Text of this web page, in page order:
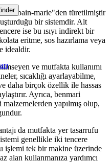
"bain-marie"den türetilmiştir
bir sistemdir. Alt
ise bu ısıyı indirekt bir
eritme, sos hazırlama veya
idealdir.
ve mutfakta kullanımı
sıcaklığı ayarlayabilme,
daha birçok özellik ile hassas
Ayrıca, benmari
yapılmış olup,
da mutfakta yer tasarrufu
genellikle iki tencere
işlemi tek bir makine üzerinde
alan kullanmanıza yardımcı